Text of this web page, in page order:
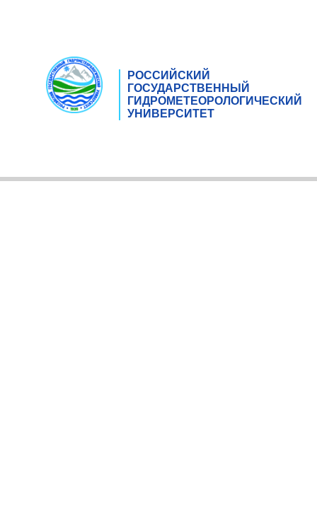
РОССИЙСКИЙ
ГОСУДАРСТВЕННЫЙ
ГИДРОМЕТЕОРОЛОГИЧЕСКИЙ
УНИВЕРСИТЕТ